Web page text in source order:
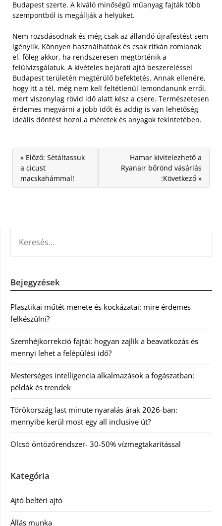
Budapest szerte. A kiváló minőségű műanyag fajták több
szempontból is megállják a helyüket.
Nem rozsdásodnak és még csak az állandó újrafestést sem
igénylik. Könnyen használhatóak és csak ritkán romlanak
el, főleg akkor, ha rendszeresen megtörténik a
felülvizsgálatuk. A kivételes bejárati ajtó beszereléssel
Budapest területén megtérülő befektetés. Annak ellenére,
hogy itt a tél, még nem kell feltétlenül lemondanunk erről,
mert viszonylag rövid idő alatt kész a csere. Természetesen
érdemes megvárni a jobb időt és addig is van lehetőség
ideális döntést hozni a méretek és anyagok tekintetében.
« Előző: Sétáltassuk
a cicust
macskahámmal!
Hamar kivitelezhető a
Ryanair bőrönd vásárlás
:Következő »
Bejegyzések
Plasztikai műtét menete és kockázatai: mire érdemes
felkészülni?
Szemhéjkorrekció fajtái: hogyan zajlik a beavatkozás és
mennyi lehet a felépülési idő?
Mesterséges intelligencia alkalmazások a fogászatban:
példák és trendek
Törökország last minute nyaralás árak 2026-ban:
mennyibe kerül most egy all inclusive út?
Olcsó öntözőrendszer- 30-50% vízmegtakarítással
Kategória
Ajtó beltéri ajtó
Állás munka